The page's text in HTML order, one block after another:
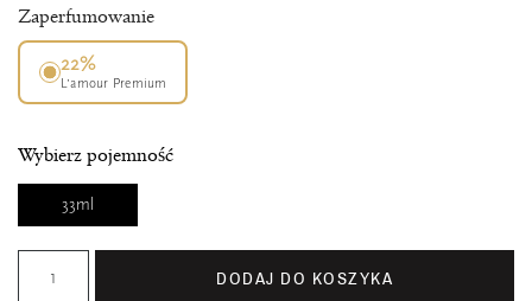
Zaperfumowanie
22%
L’amour Premium
Wybierz pojemność
33ml
DODAJ DO KOSZYKA